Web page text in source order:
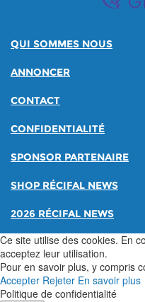
QUI SOMMES NOUS
ANNONCER
CONTACT
CONFIDENTIALITÉ
SPONSOR PARTENAIRE
SHOP RÉCIFAL NEWS
2026 RÉCIFAL NEWS
Ce site utilise des cookies. En
acceptez leur utilisation.
Pour en savoir plus, y compris
Accepter Rejeter En savoir plus
Politique de confidentialité